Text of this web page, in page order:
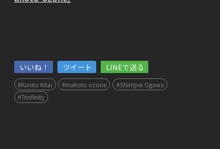
いいね！ ツイート LINEで送る
#Kunito Kitai #makoto ozone
#Shimpei Ogawa
#Trinfinity